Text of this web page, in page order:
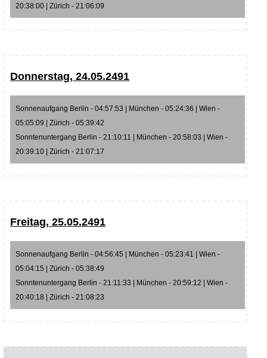
20:38:00 | Zürich - 21:06:09
Donnerstag, 24.05.2491
Sonnenaufgang Berlin - 04:57:53 | München - 05:24:36 | Wien -
05:05:09 | Zürich - 05:39:42
Sonntenuntergang Berlin - 21:10:11 | München - 20:58:03 | Wien -
20:39:10 | Zürich - 21:07:17
Freitag, 25.05.2491
Sonnenaufgang Berlin - 04:56:45 | München - 05:23:41 | Wien -
05:04:15 | Zürich - 05:38:49
Sonntenuntergang Berlin - 21:11:33 | München - 20:59:12 | Wien -
20:40:18 | Zürich - 21:08:23